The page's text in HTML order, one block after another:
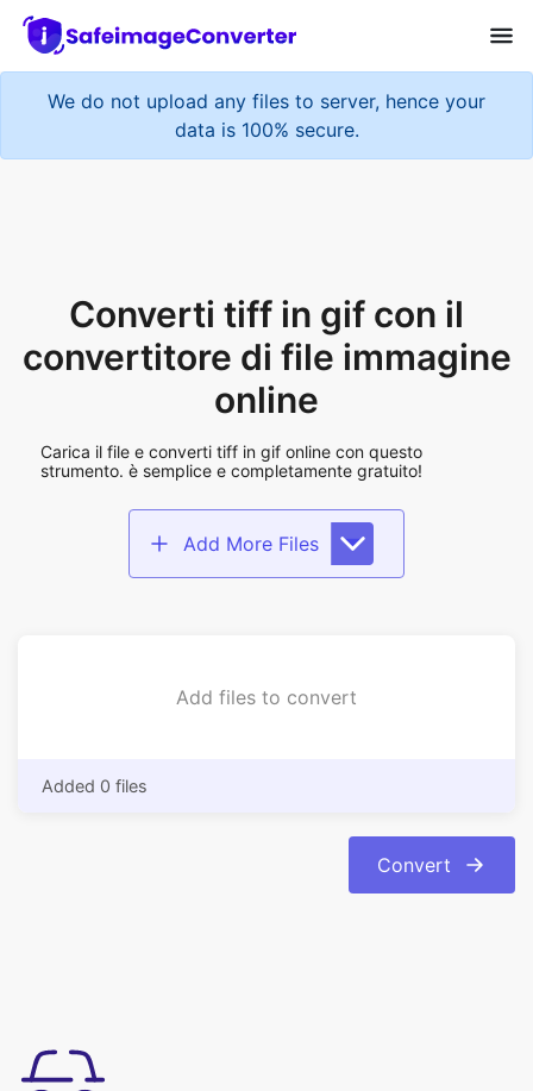
We do not upload any files to server, hence your
data is 100% secure.
online
Carica il file e converti tiff in gif online con questo
strumento. è semplice e completamente gratuito!
Add More Files